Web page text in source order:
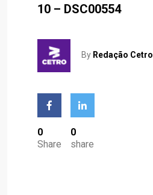
10 – DSC00554
By Redação Cetro
0
Share
0
share